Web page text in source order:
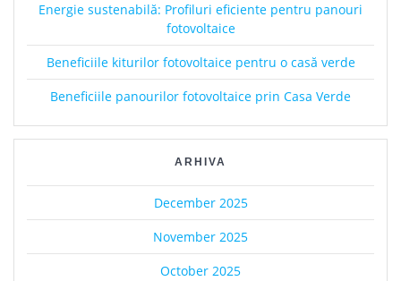
Energie sustenabilă: Profiluri eficiente pentru panouri
fotovoltaice
Beneficiile kiturilor fotovoltaice pentru o casă verde
Beneficiile panourilor fotovoltaice prin Casa Verde
ARHIVA
December 2025
November 2025
October 2025